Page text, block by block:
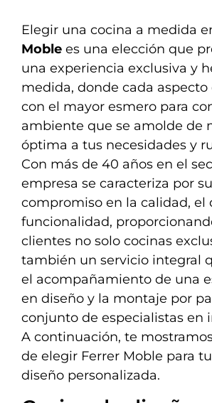
Elegir una cocina a medida
Moble es una elección que
una experiencia exclusiva y
medida, donde cada aspecto
con el mayor esmero para
ambiente que se amolde de
óptima a tus necesidades y
Con más de 40 años en el
empresa se caracteriza por su
compromiso en la calidad, el
funcionalidad,
clientes no solo cocinas
también un servicio integral
el acompañamiento de una
en diseño y la montaje por
conjunto de especialistas en
A continuación, te
de elegir Ferrer Moble para
diseño personalizada.